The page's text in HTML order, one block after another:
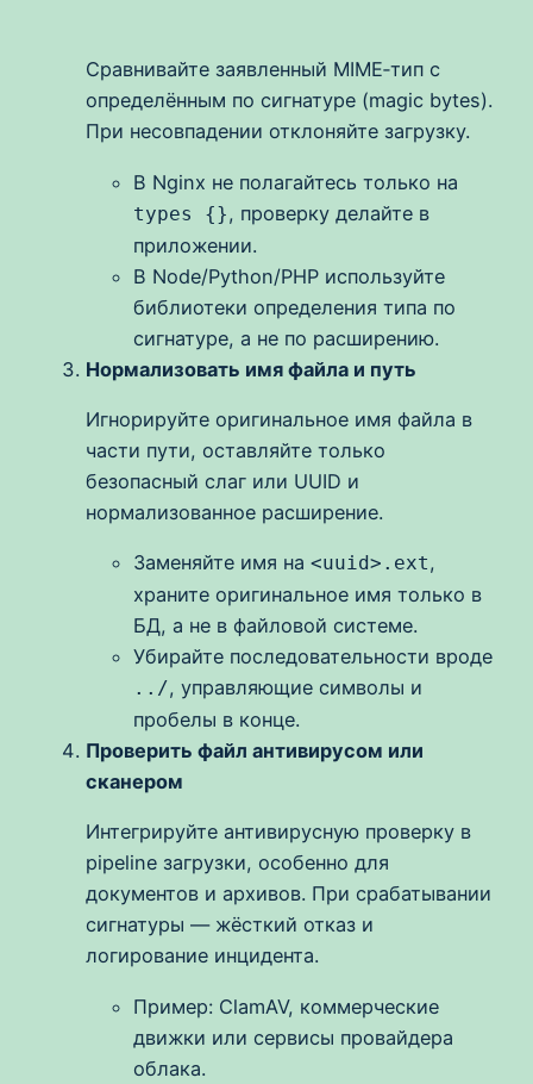
Сравнивайте заявленный MIME‑тип с
определённым по сигнатуре (magic bytes).
При несовпадении отклоняйте загрузку.
В Nginx не полагайтесь только на
types {}, проверку делайте в
приложении.
В Node/Python/PHP используйте
библиотеки определения типа по
сигнатуре, а не по расширению.
Нормализовать имя файла и путь
Игнорируйте оригинальное имя файла в
части пути, оставляйте только
безопасный слаг или UUID и
нормализованное расширение.
Заменяйте имя на <uuid>.ext,
храните оригинальное имя только в
БД, а не в файловой системе.
Убирайте последовательности вроде
../, управляющие символы и
пробелы в конце.
Проверить файл антивирусом или
сканером
Интегрируйте антивирусную проверку в
pipeline загрузки, особенно для
документов и архивов. При срабатывании
сигнатуры — жёсткий отказ и
логирование инцидента.
Пример: ClamAV, коммерческие
движки или сервисы провайдера
облака.